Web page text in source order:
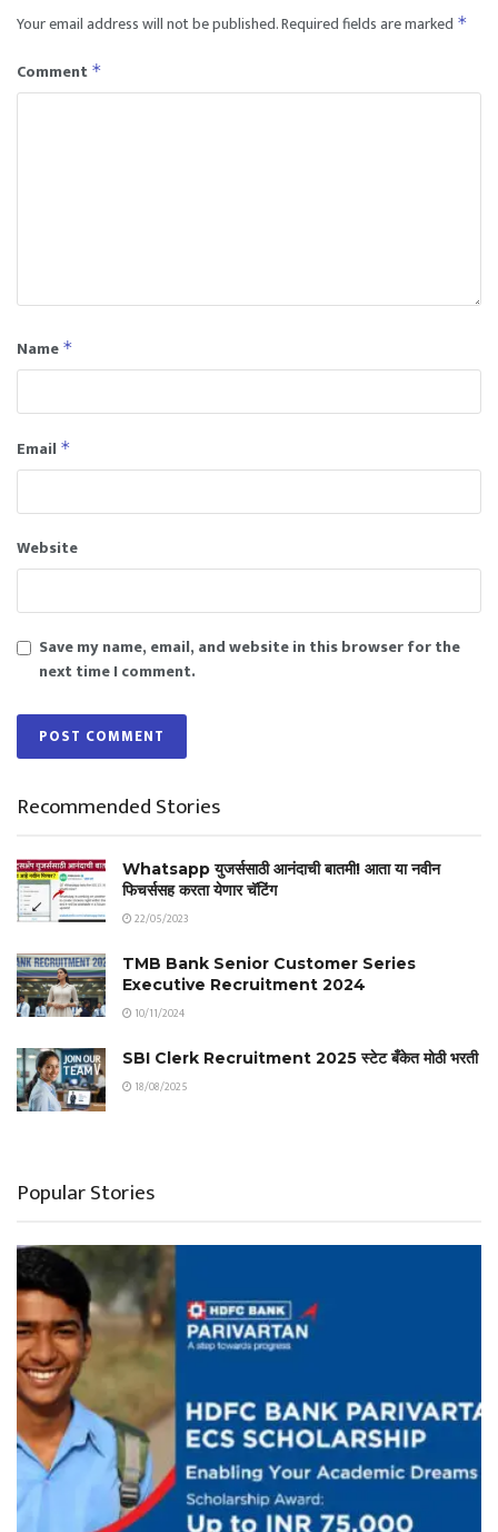
Your email address will not be published.Required fields are marked *
Comment *
Name *
Email *
Website
Save my name, email, and website in this browser for the
next time I comment.
Recommended Stories
Whatsapp युजर्ससाठी आनंदाची बातमी! आता या नवीन
फिचर्ससह करता येणार चॅटिंग
22/05/2023
TMB Bank Senior Customer Series
Executive Recruitment 2024
10/11/2024
SBI Clerk Recruitment 2025 स्टेट बँकेत मोठी भरती
18/08/2025
Popular Stories